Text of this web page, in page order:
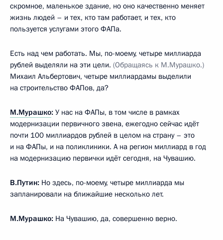
скромное, маленькое здание, но оно качественно меняет
жизнь людей – и тех, кто там работает, и тех, кто
пользуется услугами этого ФАПа.
Есть над чем работать. Мы, по-моему, четыре миллиарда
рублей выделяли на эти цели. (Обращаясь к М.Мурашко.)
Михаил Альбертович, четыре миллиардамы выделили
на строительство ФАПов, да?
М.Мурашко: У нас на ФАПы, в том числе в рамках
модернизации первичного звена, ежегодно сейчас идёт
почти 100 миллиардов рублей в целом на страну – это
и на ФАПы, и на поликлиники. А на регион миллиард в год
на модернизацию первички идёт сегодня, на Чувашию.
В.Путин: Но здесь, по-моему, четыре миллиарда мы
запланировали на ближайшие несколько лет.
М.Мурашко: На Чувашию, да, совершенно верно.